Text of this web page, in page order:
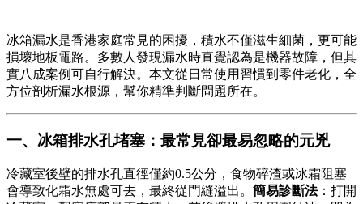
冰箱漏水是香港家庭常見的困擾，積水不僅滋生細菌，更可能
損壞地板電路。多數人發現漏水時直覺認為是機器故障，但其
實八成案例可自行解決。本文從日常使用習慣到零件老化，全
方位剖析漏水根源，幫你精準判斷問題所在。
一、冰箱排水孔堵塞：最常見卻最易忽略的元兇
冷藏室後壁的排水孔直徑僅約0.5公分，食物碎渣或冰霜阻塞
會導致化霜水無處可去，最終從門縫溢出。 簡易診斷法：打開